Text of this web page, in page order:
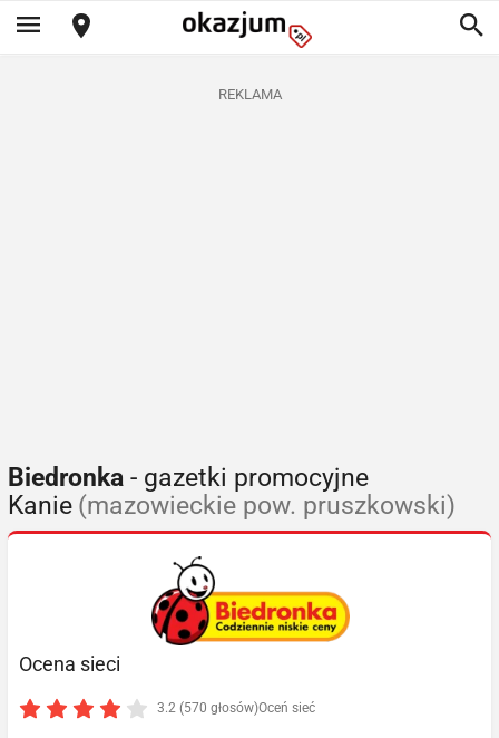
REKLAMA
Biedronka - gazetki promocyjne
Kanie (mazowieckie pow. pruszkowski)
Ocena sieci
3.2 (570 głosów)Oceń sieć